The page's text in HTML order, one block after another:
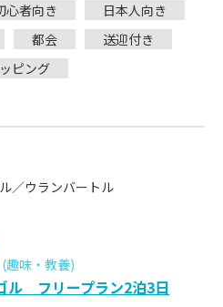
心者向き
日本人向き
都会
送迎付き
ピング
／ウランバートル
趣味・教養)
ル フリープラン2泊3日